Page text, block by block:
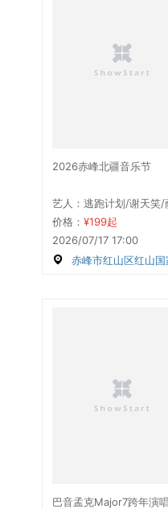
2026赤峰北疆音乐节
价格： ¥199起
2026/07/17 17:00
赤峰市红山区红山国家森林
巴音孟克Major7跨年演